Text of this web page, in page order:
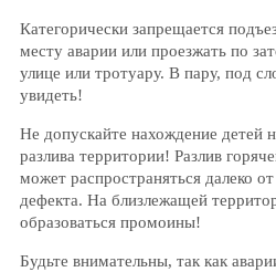
Категорически запрещается
месту аварии или проезжать по
улице или тротуару. В пару, под
увидеть!
Не допускайте нахождение детей
разлива территории! Разлив
может распространяться далеко
дефекта. На близлежащей
образоваться промоины!
Будьте внимательны, так как